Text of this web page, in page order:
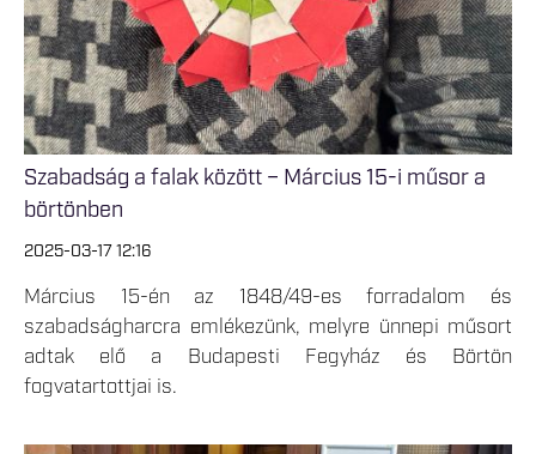
Szabadság a falak között – Március 15-i műsor a
börtönben
2025-03-17 12:16
Március 15-én az 1848/49-es forradalom és
szabadságharcra emlékezünk, melyre ünnepi műsort
adtak elő a Budapesti Fegyház és Börtön
fogvatartottjai is.